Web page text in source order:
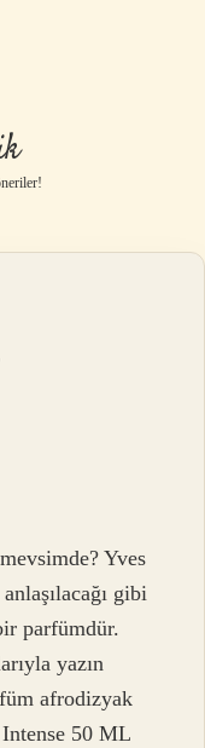
Yves
gibi
parfümdür.
yazın
afrodizyak
50 ML